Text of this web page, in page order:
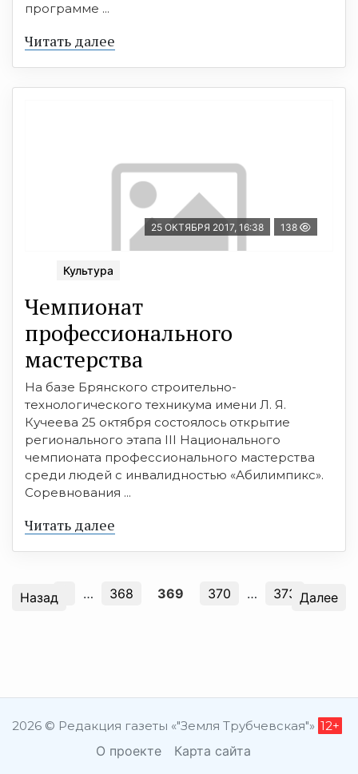
программе ...
Читать далее
25 ОКТЯБРЯ 2017, 16:38 138
Культура
Чемпионат
профессионального
мастерства
На базе Брянского строительно-
технологического техникума имени Л. Я.
Кучеева 25 октября состоялось открытие
регионального этапа III Национального
чемпионата профессионального мастерства
среди людей с инвалидностью «Абилимпикс».
Соревнования ...
Читать далее
Назад … 368 369 370 … 373 Далее
2026 © Редакция газеты «"Земля Трубчевская"» 12+
О проекте Карта сайта